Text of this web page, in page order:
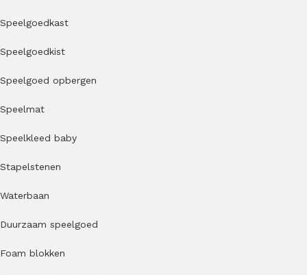
Speelgoedkast
Speelgoedkist
Speelgoed opbergen
Speelmat
Speelkleed baby
Stapelstenen
Waterbaan
Duurzaam speelgoed
Foam blokken